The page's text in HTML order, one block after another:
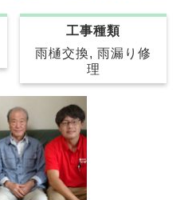
工事種類
雨樋交換, 雨漏り修
理